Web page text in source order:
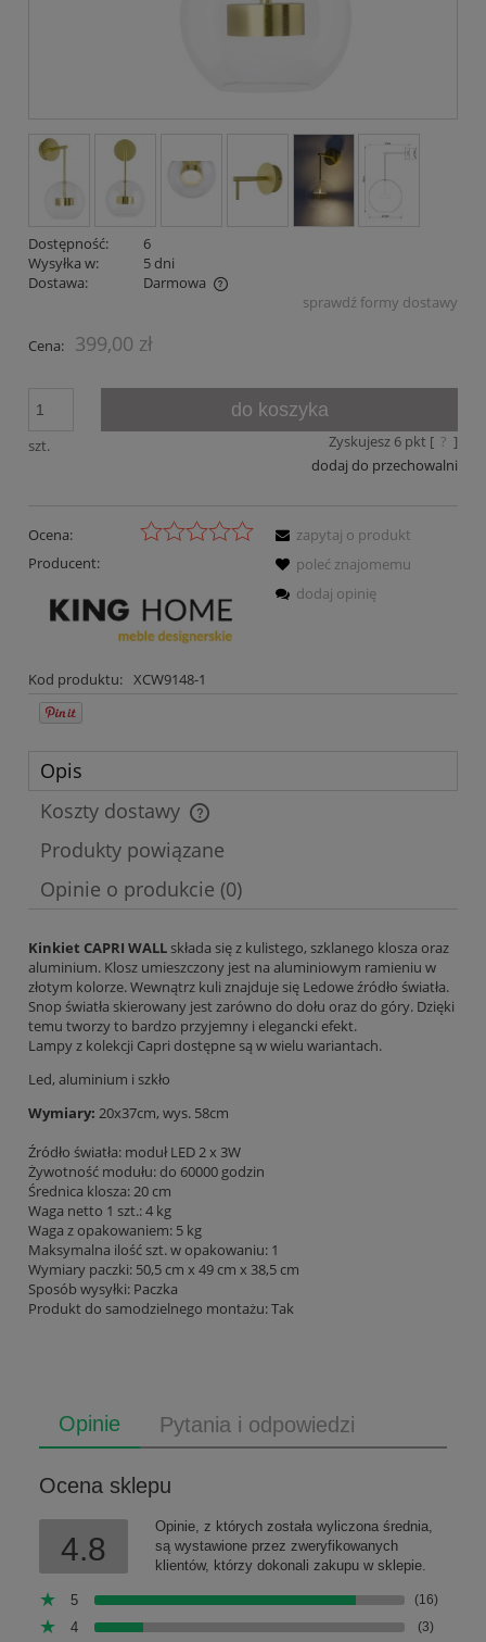
Dostępność:
6
Wysyłka w:
5 dni
Dostawa:
Darmowa
Cena nie zawiera ewentualnych kosztów płatnościsprawdź formy dostawy
Cena: 399,00 zł
szt.
do koszyka
Zyskujesz 6pkt [ ? ]
dodaj do przechowalni
Ocena:
Producent:
Kod produktu: XCW9148-1
zapytaj o produkt
poleć znajomemu
dodaj opinię
Opis
Koszty dostawy
Cena nie zawiera ewentualnych kosztów płatności
Produkty powiązane
Opinie o produkcie (0)
Kinkiet CAPRI WALLskłada się z kulistego, szklanego klosza oraz
aluminium. Klosz umieszczony jest na aluminiowym ramieniu w
złotym kolorze. Wewnątrz kuli znajduje się Ledowe źródło światła.
Snop światła skierowany jest zarówno do dołu oraz do góry. Dzięki
temu tworzy to bardzo przyjemny i elegancki efekt.
Lampy z kolekcji Capri dostępne są w wielu wariantach.
Led, aluminium i szkło
Wymiary: 20x37cm, wys. 58cm
Źródło światła: moduł LED 2 x 3W
Żywotność modułu: do 60000 godzin
Średnica klosza: 20 cm
Waga netto 1 szt.: 4 kg
Waga z opakowaniem: 5 kg
Maksymalna ilość szt. w opakowaniu: 1
Wymiary paczki: 50,5 cm x 49 cm x 38,5 cm
Sposób wysyłki: Paczka
Produkt do samodzielnego montażu: Tak
Opinie Pytania i odpowiedzi
Ocena sklepu
4.8
Opinie, z których została wyliczona średnia,
są wystawione przez zweryfikowanych
klientów, którzy dokonali zakupu w sklepie.
5 (16)
4 (3)